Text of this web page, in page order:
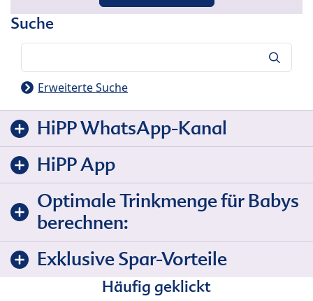
Suche
Erweiterte Suche
HiPP WhatsApp-Kanal
HiPP App
Optimale Trinkmenge für Babys
berechnen:
Exklusive Spar-Vorteile
Häufig geklickt